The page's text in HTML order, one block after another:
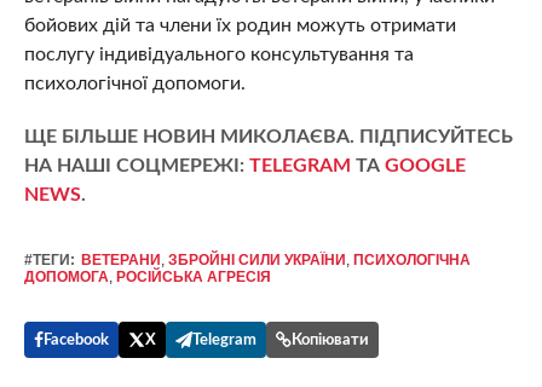
бойових дій та члени їх родин можуть отримати
послугу індивідуального консультування та
психологічної допомоги.
ЩЕ БІЛЬШЕ НОВИН МИКОЛАЄВА. ПІДПИСУЙТЕСЬ
НА НАШІ СОЦМЕРЕЖІ: TELEGRAM ТА GOOGLE
NEWS.
#ТЕГИ: ВЕТЕРАНИ , ЗБРОЙНІ СИЛИ УКРАЇНИ , ПСИХОЛОГІЧНА
ДОПОМОГА, РОСІЙСЬКА АГРЕСІЯ
Facebook X Telegram Копіювати